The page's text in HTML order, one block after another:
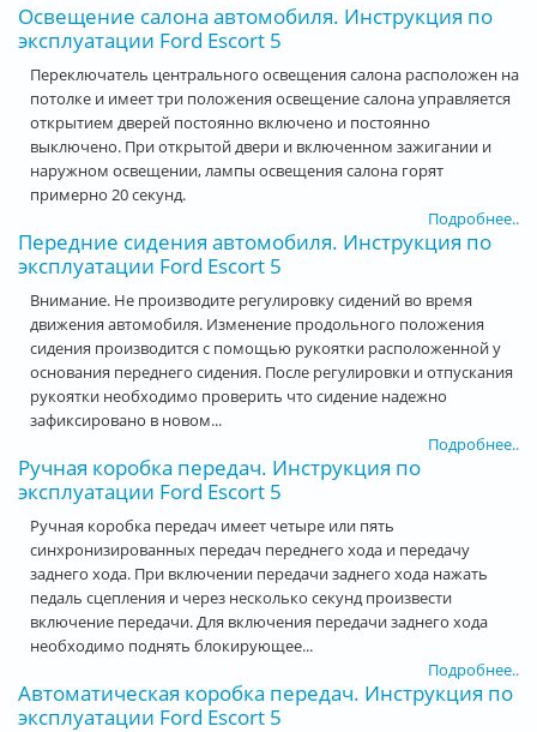
Освещение салона автомобиля. Инструкция по
эксплуатации Ford Escort 5
Переключатель центрального освещения салона расположен на
потолке и имеет три положения освещение салона управляется
открытием дверей постоянно включено и постоянно
выключено. При открытой двери и включенном зажигании и
наружном освещении, лампы освещения салона горят
примерно 20 секунд.
Подробнее..
Передние сидения автомобиля. Инструкция по
эксплуатации Ford Escort 5
Внимание. Не производите регулировку сидений во время
движения автомобиля. Изменение продольного положения
сидения производится с помощью рукоятки расположенной у
основания переднего сидения. После регулировки и отпускания
рукоятки необходимо проверить что сидение надежно
зафиксировано в новом...
Подробнее..
Ручная коробка передач. Инструкция по
эксплуатации Ford Escort 5
Ручная коробка передач имеет четыре или пять
синхронизированных передач переднего хода и передачу
заднего хода. При включении передачи заднего хода нажать
педаль сцепления и через несколько секунд произвести
включение передачи. Для включения передачи заднего хода
необходимо поднять блокирующее...
Подробнее..
Автоматическая коробка передач. Инструкция по
эксплуатации Ford Escort 5